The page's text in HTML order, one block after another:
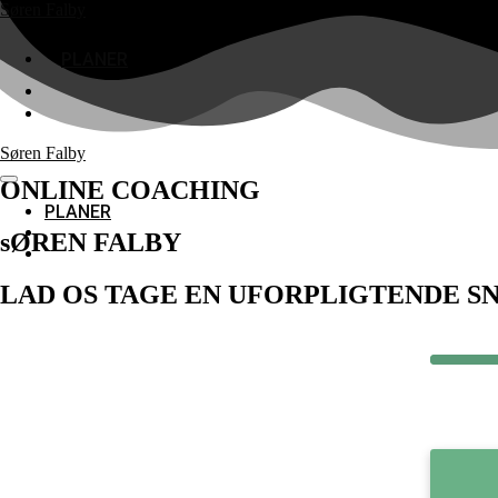
Skip
content
Søren Falby
Søren Falby
Menu
TogglePLANER
ONLINE COACHING
sØREN FALBY
LAD OS TAGE EN UFORPLIGTENDE